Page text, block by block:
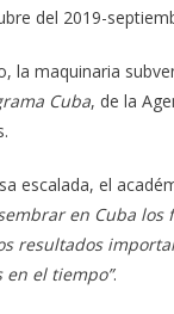
del 2019-
la maquinaria
Cuba, de la
escalada, el
en Cuba los
resultados
el tiempo”.